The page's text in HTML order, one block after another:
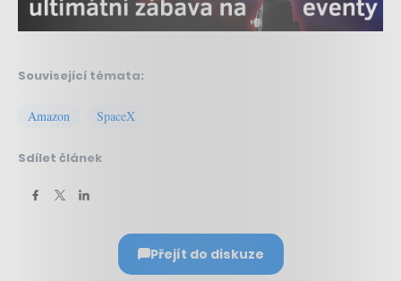
Související témata:
Amazon SpaceX
Sdílet článek
Přejít do diskuze